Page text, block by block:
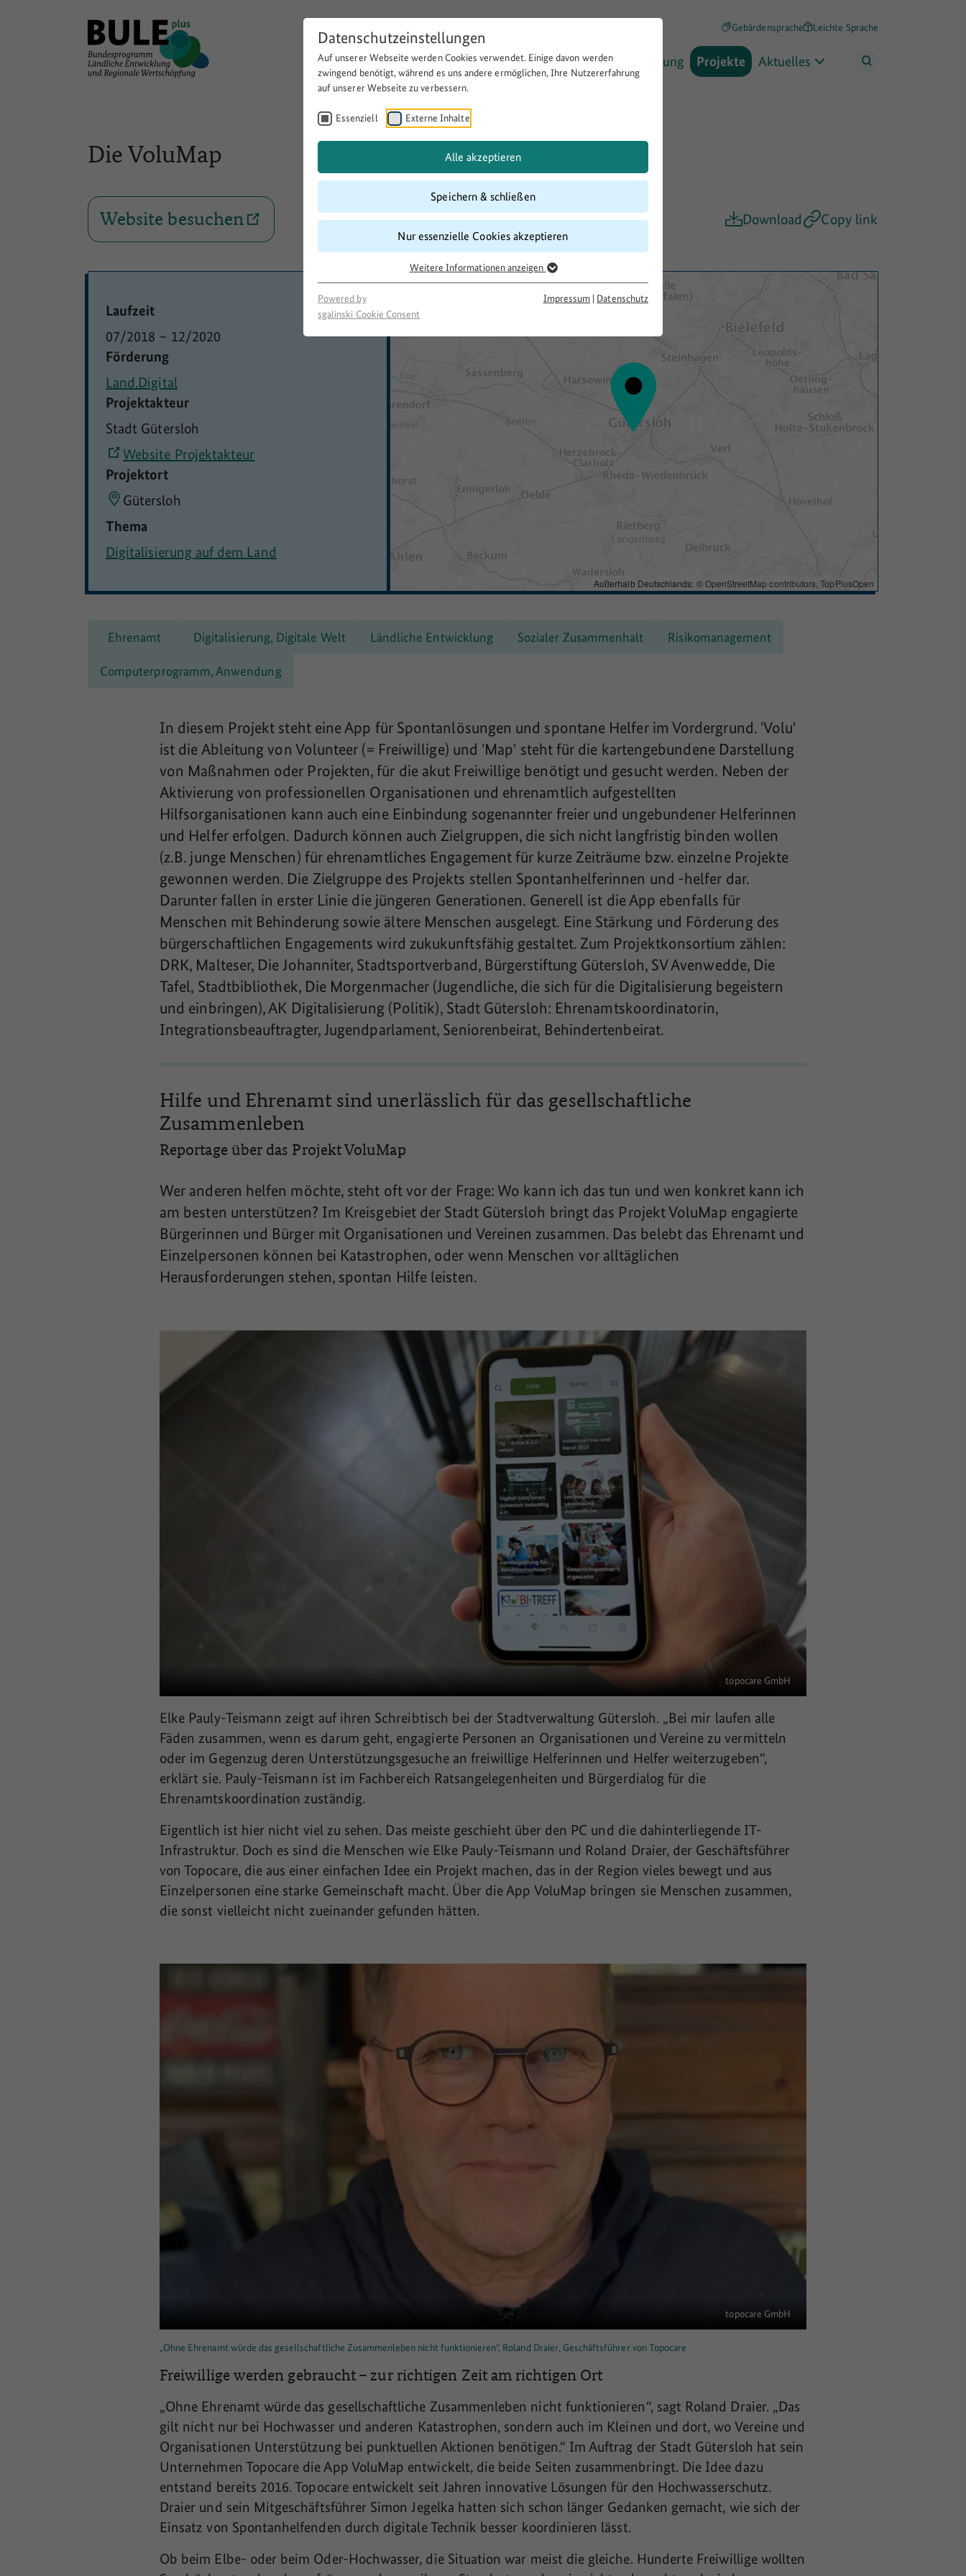
Datenschutzeinstellungen
Auf unserer Webseite werden Cookies verwendet. Einige davon werden
zwingend benötigt, während es uns andere ermöglichen, Ihre Nutzererfahrung
auf unserer Webseite zu verbessern.
Essenziell Externe Inhalte
Alle akzeptieren
Speichern & schließen
Nur essenzielle Cookies akzeptieren
Weitere Informationen anzeigen
Powered by
sgalinski Cookie Consent
Impressum | Datenschutz
Gebärdensprache Leichte Sprache
Über BULEplus Themen Förderung Projekte Aktuelles
Die VoluMap
Website besuchen Download Copy link
Laufzeit
07/2018 – 12/2020
Förderung
Land.Digital
Projektakteur
Stadt Gütersloh
Website Projektakteur
Projektort
Gütersloh
Thema
Digitalisierung auf dem Land
Außerhalb Deutschlands: ©OpenStreetMap contributors ,TopPlusOpen
Ehrenamt Digitalisierung, Digitale Welt Ländliche Entwicklung Sozialer Zusammenhalt Risikomanagement
Computerprogramm, Anwendung
In diesem Projekt steht eine App für Spontanlösungen und spontane Helfer im Vordergrund. 'Volu'
ist die Ableitung von Volunteer (= Freiwillige) und 'Map' steht für die kartengebundene Darstellung
von Maßnahmen oder Projekten, für die akut Freiwillige benötigt und gesucht werden. Neben der
Aktivierung von professionellen Organisationen und ehrenamtlich aufgestellten
Hilfsorganisationen kann auch eine Einbindung sogenannter freier und ungebundener Helferinnen
und Helfer erfolgen. Dadurch können auch Zielgruppen, die sich nicht langfristig binden wollen
(z.B. junge Menschen) für ehrenamtliches Engagement für kurze Zeiträume bzw. einzelne Projekte
gewonnen werden. Die Zielgruppe des Projekts stellen Spontanhelferinnen und -helfer dar.
Darunter fallen in erster Linie die jüngeren Generationen. Generell ist die App ebenfalls für
Menschen mit Behinderung sowie ältere Menschen ausgelegt. Eine Stärkung und Förderung des
bürgerschaftlichen Engagements wird zukukunftsfähig gestaltet. Zum Projektkonsortium zählen:
DRK, Malteser, Die Johanniter, Stadtsportverband, Bürgerstiftung Gütersloh, SV Avenwedde, Die
Tafel, Stadtbibliothek, Die Morgenmacher (Jugendliche, die sich für die Digitalisierung begeistern
und einbringen), AK Digitalisierung (Politik), Stadt Gütersloh: Ehrenamtskoordinatorin,
Integrationsbeauftragter, Jugendparlament, Seniorenbeirat, Behindertenbeirat.
Hilfe und Ehrenamt sind unerlässlich für das gesellschaftliche
Zusammenleben
Reportage über das Projekt VoluMap
Wer anderen helfen möchte, steht oft vor der Frage: Wo kann ich das tun und wen konkret kann ich
am besten unterstützen? Im Kreisgebiet der Stadt Gütersloh bringt das Projekt VoluMap engagierte
Bürgerinnen und Bürger mit Organisationen und Vereinen zusammen. Das belebt das Ehrenamt und
Einzelpersonen können bei Katastrophen, oder wenn Menschen vor alltäglichen
Herausforderungen stehen, spontan Hilfe leisten.
topocare GmbH
Elke Pauly-Teismann zeigt auf ihren Schreibtisch bei der Stadtverwaltung Gütersloh. „Bei mir laufen alle
Fäden zusammen, wenn es darum geht, engagierte Personen an Organisationen und Vereine zu vermitteln
oder im Gegenzug deren Unterstützungsgesuche an freiwillige Helferinnen und Helfer weiterzugeben“,
erklärt sie. Pauly-Teismann ist im Fachbereich Ratsangelegenheiten und Bürgerdialog für die
Ehrenamtskoordination zuständig.
Eigentlich ist hier nicht viel zu sehen. Das meiste geschieht über den PC und die dahinterliegende IT-
Infrastruktur. Doch es sind die Menschen wie Elke Pauly-Teismann und Roland Draier, der Geschäftsführer
von Topocare, die aus einer einfachen Idee ein Projekt machen, das in der Region vieles bewegt und aus
Einzelpersonen eine starke Gemeinschaft macht. Über die App VoluMap bringen sie Menschen zusammen,
die sonst vielleicht nicht zueinander gefunden hätten.
topocare GmbH
„Ohne Ehrenamt würde das gesellschaftliche Zusammenleben nicht funktionieren“, Roland Draier, Geschäftsführer von Topocare
Freiwillige werden gebraucht – zur richtigen Zeit am richtigen Ort
„Ohne Ehrenamt würde das gesellschaftliche Zusammenleben nicht funktionieren“, sagt Roland Draier. „Das
gilt nicht nur bei Hochwasser und anderen Katastrophen, sondern auch im Kleinen und dort, wo Vereine und
Organisationen Unterstützung bei punktuellen Aktionen benötigen.“ Im Auftrag der Stadt Gütersloh hat sein
Unternehmen Topocare die App VoluMap entwickelt, die beide Seiten zusammenbringt. Die Idee dazu
entstand bereits 2016. Topocare entwickelt seit Jahren innovative Lösungen für den Hochwasserschutz.
Draier und sein Mitgeschäftsführer Simon Jegelka hatten sich schon länger Gedanken gemacht, wie sich der
Einsatz von Spontanhelfenden durch digitale Technik besser koordinieren lässt.
Ob beim Elbe- oder beim Oder-Hochwasser, die Situation war meist die gleiche. Hunderte Freiwillige wollten